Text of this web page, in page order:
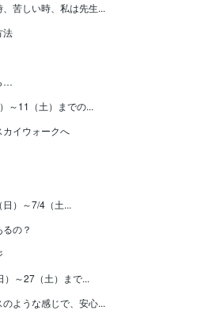
苦しい時、私は先生...
法
…
～11（土）までの...
イウォークへ
）～7/4（土...
の？
）～27（土）まで...
ような感じで、安心...